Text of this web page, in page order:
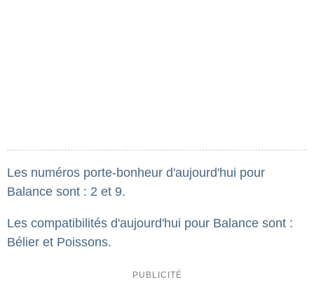
Les numéros porte-bonheur d'aujourd'hui pour
Balance sont : 2 et 9.
Les compatibilités d'aujourd'hui pour Balance sont :
Bélier et Poissons.